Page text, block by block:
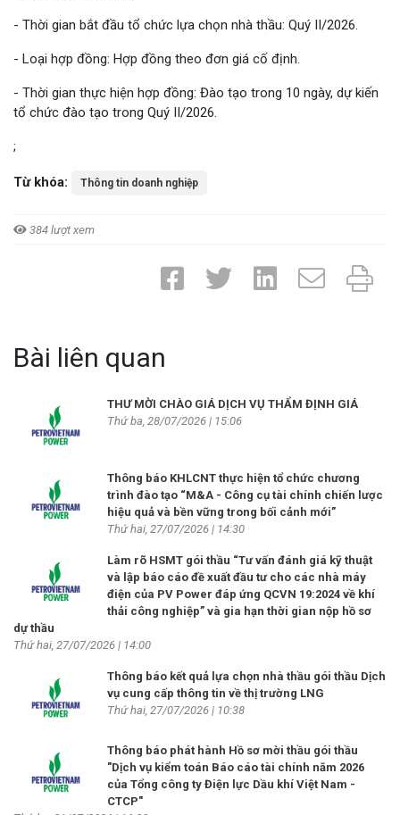
- Thời gian bắt đầu tổ chức lựa chọn nhà thầu: Quý II/2026.
- Loại hợp đồng: Hợp đồng theo đơn giá cố định.
- Thời gian thực hiện hợp đồng: Đào tạo trong 10 ngày, dự kiến
tổ chức đào tạo trong Quý II/2026.
;
Từ khóa: Thông tin doanh nghiệp
384 lượt xem
Bài liên quan
THƯ MỜI CHÀO GIÁ DỊCH VỤ THẨM ĐỊNH GIÁ
Thứ ba, 28/07/2026 | 15:06
Thông báo KHLCNT thực hiện tổ chức chương
trình đào tạo “M&A - Công cụ tài chính chiến lược
hiệu quả và bền vững trong bối cảnh mới”
Thứ hai, 27/07/2026 | 14:30
Làm rõ HSMT gói thầu “Tư vấn đánh giá kỹ thuật
và lập báo cáo đề xuất đầu tư cho các nhà máy
điện của PV Power đáp ứng QCVN 19:2024 về khí
thải công nghiệp” và gia hạn thời gian nộp hồ sơ
dự thầu
Thứ hai, 27/07/2026 | 14:00
Thông báo kết quả lựa chọn nhà thầu gói thầu Dịch
vụ cung cấp thông tin về thị trường LNG
Thứ hai, 27/07/2026 | 10:38
Thông báo phát hành Hồ sơ mời thầu gói thầu
"Dịch vụ kiểm toán Báo cáo tài chính năm 2026
của Tổng công ty Điện lực Dầu khí Việt Nam -
CTCP"